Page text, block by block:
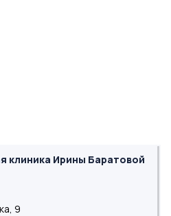
клиника Ирины Баратовой
9